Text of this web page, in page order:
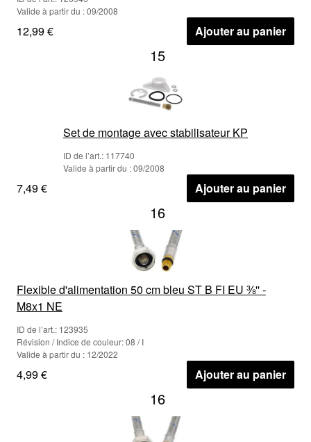
Valide à partir du : 09/2008
12,99 € Ajouter au panier
15
Set de montage avec stabilisateur KP
ID de l’art.: 117740
Valide à partir du : 09/2008
7,49 € Ajouter au panier
16
Flexible d'alimentation 50 cm bleu ST B FI EU ⅜'' -
M8x1 NE
ID de l’art.: 123935
Révision / Indice de couleur: 08 / I
Valide à partir du : 12/2022
4,99 € Ajouter au panier
16